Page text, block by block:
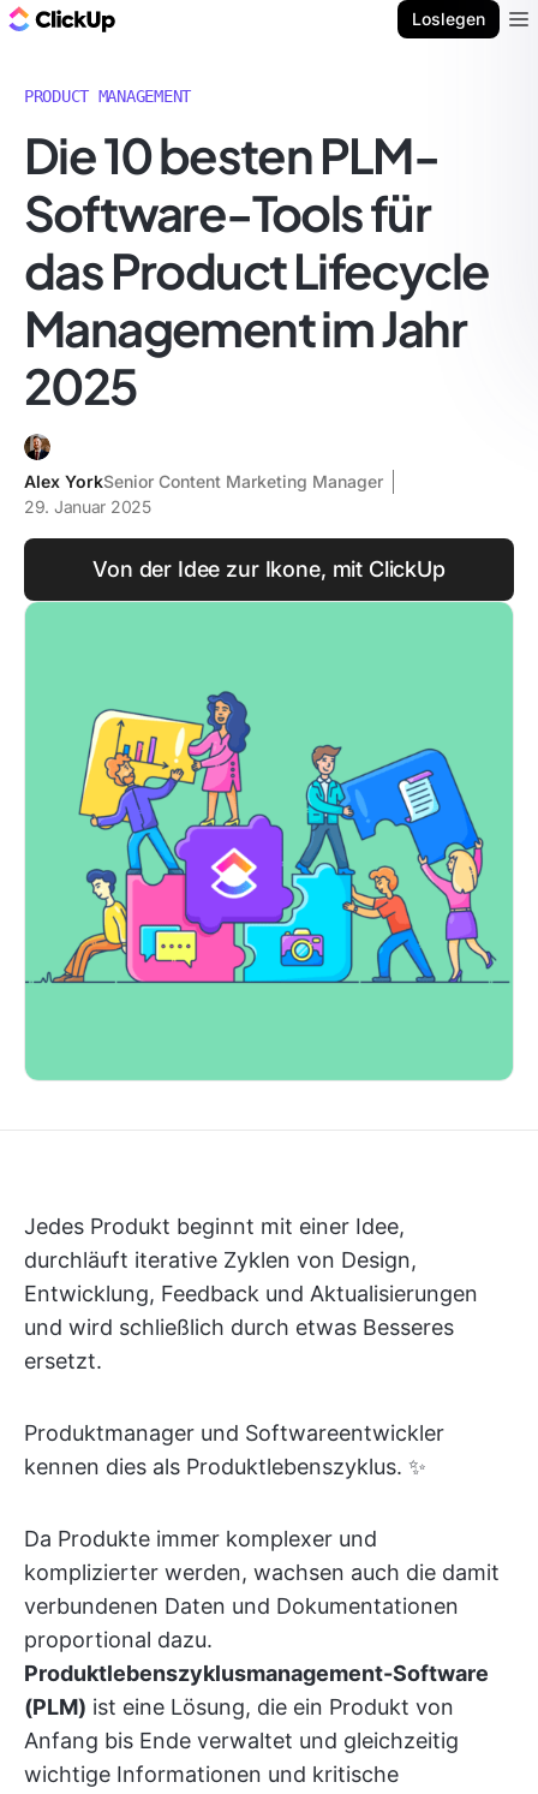
Loslegen
PRODUCT MANAGEMENT
Die 10 besten PLM-
Software-Tools für
das Product Lifecycle
Management im Jahr
2025
Alex YorkSenior Content Marketing Manager
29. Januar 2025
Von der Idee zur Ikone, mit ClickUp
Jedes Produkt beginnt mit einer Idee,
durchläuft iterative Zyklen von Design,
Entwicklung, Feedback und Aktualisierungen
und wird schließlich durch etwas Besseres
ersetzt.
Produktmanager und Softwareentwickler
kennen dies als Produktlebenszyklus. ✨
Da Produkte immer komplexer und
komplizierter werden, wachsen auch die damit
verbundenen Daten und Dokumentationen
proportional dazu.
Produktlebenszyklusmanagement-Software
(PLM) ist eine Lösung, die ein Produkt von
Anfang bis Ende verwaltet und gleichzeitig
wichtige Informationen und kritische